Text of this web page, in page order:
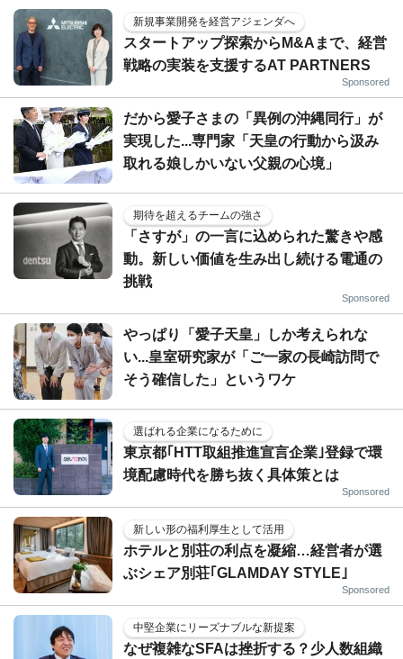
新規事業開発を経営アジェンダへ
スタートアップ探索からM&Aまで、経営
戦略の実装を支援するAT PARTNERS
Sponsored
だから愛子さまの「異例の沖縄同行」が
実現した...専門家「天皇の行動から汲み
取れる娘しかいない父親の心境」
期待を超えるチームの強さ
「さすが」の一言に込められた驚きや感
動。新しい価値を生み出し続ける電通の
挑戦
Sponsored
やっぱり「愛子天皇」しか考えられな
い...皇室研究家が「ご一家の長崎訪問で
そう確信した」というワケ
選ばれる企業になるために
東京都｢HTT取組推進宣言企業｣登録で環
境配慮時代を勝ち抜く具体策とは
Sponsored
新しい形の福利厚生として活用
ホテルと別荘の利点を凝縮…経営者が選
ぶシェア別荘｢GLAMDAY STYLE｣
Sponsored
中堅企業にリーズナブルな新提案
なぜ複雑なSFAは挫折する？少人数組織